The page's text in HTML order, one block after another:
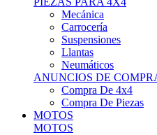
Carrocería
Suspensiones
Llantas
Neumáticos
ANUNCIOS DE COMPRA
Compra De 4x4
Compra De Piezas
MOTOS
MOTOS
Motos De Circuito